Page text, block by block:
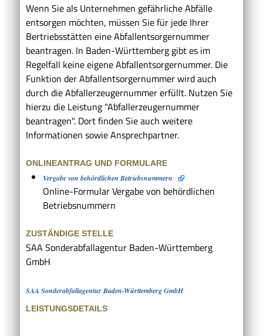
Wenn Sie als Unternehmen gefährliche Abfälle
entsorgen möchten, müssen Sie für jede Ihrer
Bertriebsstätten eine Abfallentsorgernummer
beantragen. In Baden-Württemberg gibt es im
Regelfall keine eigene Abfallentsorgernummer. Die
Funktion der Abfallentsorgernummer wird auch
durch die Abfallerzeugernummer erfüllt. Nutzen Sie
hierzu die Leistung "Abfallerzeugernummer
beantragen". Dort finden Sie auch weitere
Informationen sowie Ansprechpartner.
ONLINEANTRAG UND FORMULARE
Vergabe von behördlichen Betriebsnummern
Online-Formular Vergabe von behördlichen
Betriebsnummern
ZUSTÄNDIGE STELLE
SAA Sonderabfallagentur Baden-Württemberg
GmbH
SAA Sonderabfallagentur Baden-Württemberg GmbH
LEISTUNGSDETAILS